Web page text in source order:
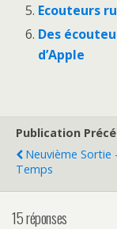
Ecouteurs
Des
d’Apple
Publication
Neuvième Sortie
Temps
15 réponses